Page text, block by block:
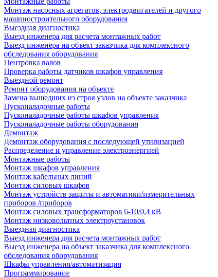
Монтаж насосных агрегатов, электродвигателей и другого
машиностроительного оборудования
Выездная диагностика
Выезд инженера для расчета монтажных работ
Выезд инженера на объект заказчика для комплексного
обследования оборудования
Центровка валов
Проверка работы датчиков шкафов управления
Выездной ремонт
Ремонт оборудования на объекте
Замена вышедших из строя узлов на объекте заказчика
Пусконаладочные работы
Пусконаладочные работы шкафов управления
Пусконаладочные работы оборудования
Демонтаж
Демонтаж оборудования с последующей утилизацией
Распределение и управление электроэнергией
Монтажные работы
Монтаж шкафов управления
Монтаж кабельных линий
Монтаж силовых шкафов
Монтаж устройств защиты и автоматики/измерительных
приборов /приборов
Монтаж силовых трансформаторов 6-10/0,4 кВ
Монтаж низковольтных электроустановок
Выездная диагностика
Выезд инженера для расчета монтажных работ
Выезд инженера на объект заказчика для комплексного
обследования оборудования
Шкафы управления/автоматизация
Программирование